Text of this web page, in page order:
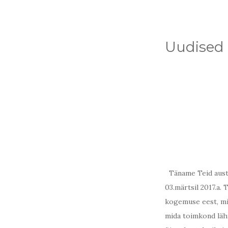
Uudised
Täname Teid
03.märtsil 2017.a.
kogemuse eest,
mida toimkond